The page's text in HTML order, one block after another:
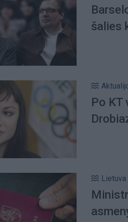
šalies
Po
Lietuva